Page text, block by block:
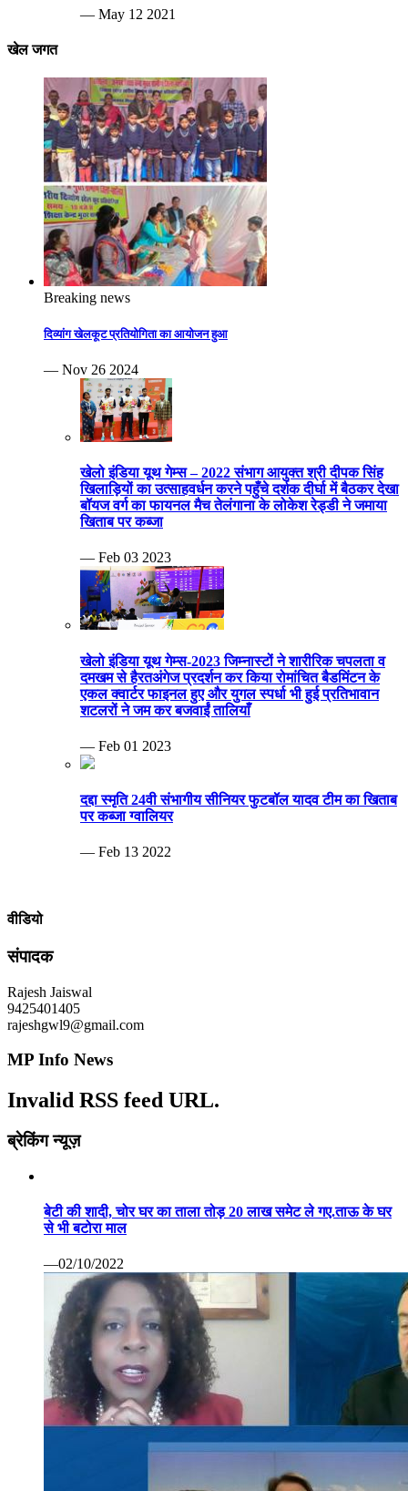
— May 12 2021
खेल जगत
Breaking news
दिव्यांग खेलकूट प्रतियोगिता का आयोजन हुआ
— Nov 26 2024
खेलो इंडिया यूथ गेम्स – 2022 संभाग आयुक्त श्री दीपक सिंह
खिलाड़ियों का उत्साहवर्धन करने पहुँचे दर्शक दीर्घा में बैठकर देखा
बॉयज वर्ग का फायनल मैच तेलंगाना के लोकेश रेड्डी ने जमाया
खिताब पर कब्जा
— Feb 03 2023
खेलो इंडिया यूथ गेम्स-2023 जिम्नास्टों ने शारीरिक चपलता व
दमखम से हैरतअंगेज प्रदर्शन कर किया रोमांचित बैडमिंटन के
एकल क्वार्टर फाइनल हुए और युगल स्पर्धा भी हुई प्रतिभावान
शटलरों ने जम कर बजवाईं तालियाँ
— Feb 01 2023
दद्दा स्मृति 24वी संभागीय सीनियर फुटबॉल यादव टीम का खिताब
पर कब्जा ग्वालियर
— Feb 13 2022
वीडियो
संपादक
Rajesh Jaiswal
9425401405
rajeshgwl9@gmail.com
MP Info News
Invalid RSS feed URL.
ब्रेकिंग न्यूज़
बेटी की शादी, चोर घर का ताला तोड़ 20 लाख समेट ले गए.ताऊ के घर
से भी बटोरा माल
—02/10/2022